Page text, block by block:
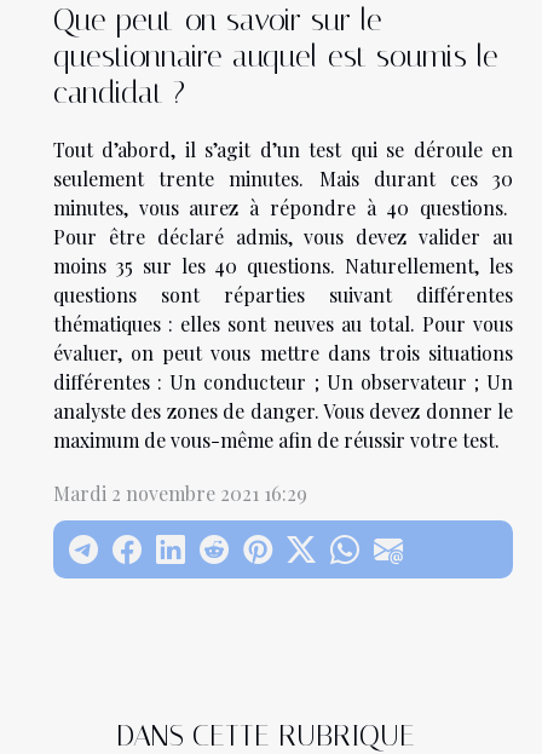
DANS CETTE RUBRIQUE
Que peut-on savoir sur le
questionnaire auquel est soumis le
candidat ?
Tout d’abord, il s’agit d’un test qui se déroule en
seulement trente minutes. Mais durant ces 30
minutes, vous aurez à répondre à 40 questions.
Pour être déclaré admis, vous devez valider au
moins 35 sur les 40 questions. Naturellement, les
questions sont réparties suivant différentes
thématiques : elles sont neuves au total. Pour vous
évaluer, on peut vous mettre dans trois situations
différentes : Un conducteur ; Un observateur ; Un
analyste des zones de danger. Vous devez donner le
maximum de vous-même afin de réussir votre test.
Mardi 2 novembre 2021 16:29